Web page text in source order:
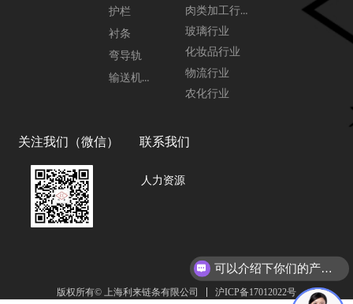
护栏
衬条
弯导轨
输送机配件
肉类加工行业
玻璃行业
化妆品行业
物流行业
农化行业
关注我们（微信） 联系我们
人力资源
版权所有© 上海利来链条有限公司 沪ICP备17012022号
可以介绍下你们的产品么？